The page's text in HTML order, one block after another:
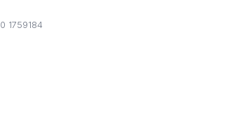
1759184